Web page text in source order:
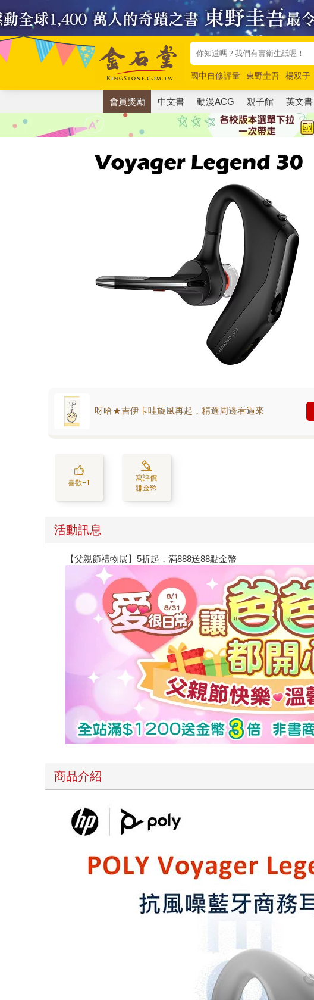
國中自修評量 東野圭吾 楊双子
唯紅花綻放
奧德賽 路邊攤新作
會員獎勵 中文書 動漫ACG 親子館 英文書
呀哈★吉伊卡哇旋風再起，精選周邊看過來
喜歡+1
寫評價
賺金幣
活動訊息
【父親節禮物展】5折起，滿888送88點金幣
商品介紹